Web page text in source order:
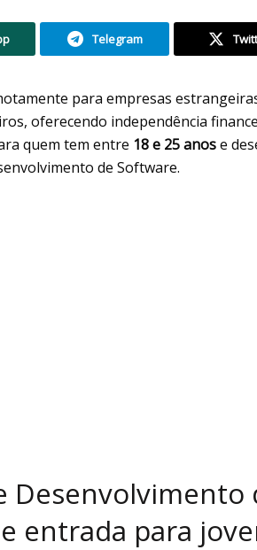
Telegram
para empresas
oferecendo independência
quem tem entre 18 e 25 anose
de Software.
entrada para